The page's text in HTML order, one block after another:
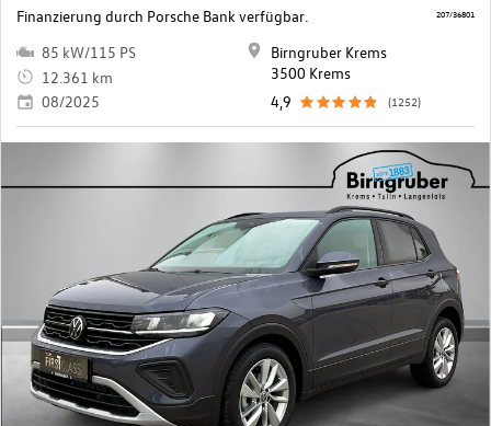
Finanzierung durch Porsche Bank verfügbar.
85 kW/115 PS
12.361 km
08/2025
Birngruber Krems
3500 Krems
4,9
(1252)
207/36801